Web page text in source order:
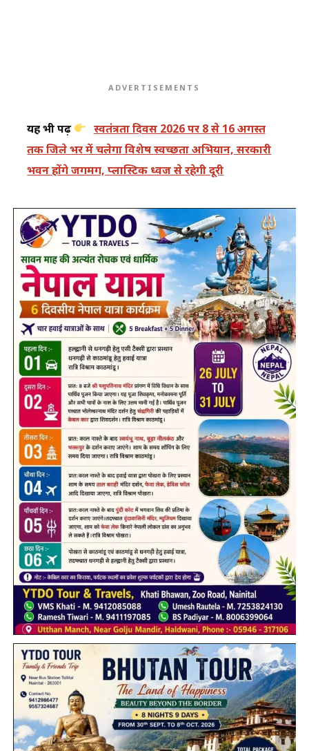
ADVERTISEMENTS
यह भी पढ़ें
स्वतंत्रता दिवस 2026 पर 8 से 16 अगस्त
तक जिले भर में चलेगा विशेष स्वच्छता अभियान, सरकारी
भवन होंगे जगमग, प्लास्टिक ध्वज से रहेगी दूरी